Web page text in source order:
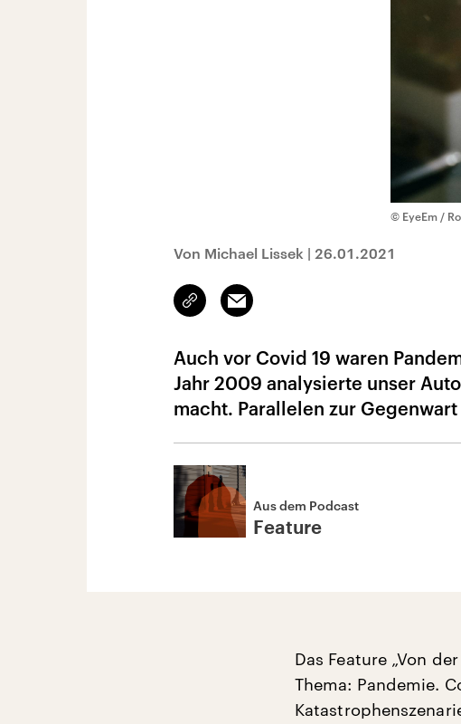
© EyeEm /
Von Michael Lissek | 26.01.2021
Link
kopieren/teilen
Email
Auch vor Covid 19 waren
Jahr 2009 analysierte unser
macht. Parallelen zur
Aus dem Podcast
Feature
Das Feature „Von
Thema: Pandemie.